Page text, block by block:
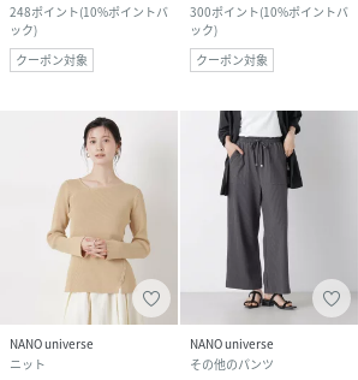
248ポイント(10%ポイントバ
ック)
クーポン対象
300ポイント(10%ポイントバ
ック)
クーポン対象
NANO universe
ニット
NANO universe
その他のパンツ